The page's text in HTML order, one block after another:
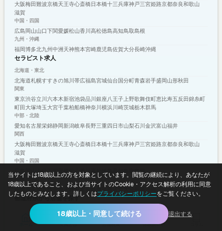
大阪梅田難波京橋天王寺心斎橋日本橋十三兵庫神戸三宮姫路京都奈良和歌山
滋賀
中国・四国
広島 岡山山口下関愛媛松山香川 高松徳島高知鳥取島根
九州・沖縄
福岡博多北九州中洲 天神熊本宮崎鹿児島佐賀大分長崎沖縄
セラピスト求人
北海道・東北
北海道札幌すすきの旭川 帯広福島宮城仙台 国分町青森岩手盛岡山形秋田
関東
東京渋谷立川 六本木新宿池袋品川 銀座八王子上野歌舞伎町恵比寿五反田錦糸町
町田大塚埼玉大宮千葉柏船橋神奈川 横浜川崎茨城栃木群馬
中部・北陸
愛知名古屋栄錦静岡新潟岐阜長野三重四日市山梨石川 金沢富山福井
関西
大阪梅田難波京橋天王寺心斎橋日本橋十三兵庫神戸三宮姫路京都奈良和歌山
滋賀
中国・四国
広島 岡山 山口下関愛媛 松山香川 高松 徳島 高知鳥取島根
九州・沖縄
福岡 博多 北九州 中洲 天神熊本 宮崎 鹿児島 長崎 沖縄
都道府県から店舗を探す
女風とは 店舗検索 体験談レポ
当サイトは18歳以上の方を対象としています。閲覧の継続により、あなたが
18歳以上であること、および当サイトのCookie・アクセス解析の利用に同意
したものとみなします。詳しくはプライバシーポリシーをご覧ください。
18歳以上・同意して続ける 退出する